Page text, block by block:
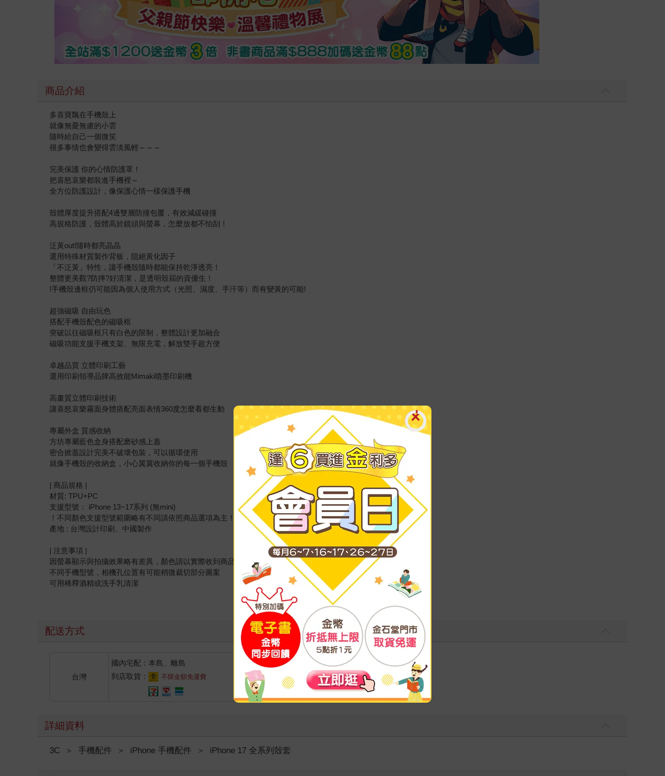
商品介紹
多喜寶飄在手機殼上
就像無憂無慮的小雲
隨時給自己一個微笑
很多事情也會變得雲淡風輕～～～
完美保護 你的心情防護罩！
把喜怒哀樂都裝進手機裡～
全方位防護設計，像保護心情一樣保護手機
殼體厚度提升搭配4邊雙層防撞包覆，有效減緩碰撞
高規格防護，殼體高於鏡頭與螢幕，怎麼放都不怕刮！
泛黃out!隨時都亮晶晶
選用特殊材質製作背板，阻絕黃化因子
「不泛黃」特性，讓手機殼隨時都能保持乾淨透亮！
整體更美觀?防摔?好清潔，是透明殼屆的資優生！
!手機殼邊框仍可能因為個人使用方式（光照、濕度、手汗等）而有變黃的可能!
超強磁吸 自由玩色
搭配手機殼配色的磁吸框
突破以往磁吸框只有白色的限制，整體設計更加融合
磁吸功能支援手機支架、無限充電，解放雙手超方便
卓越品質 立體印刷工藝
選用印刷領導品牌高效能Mimaki噴墨印刷機
高畫質立體印刷技術
讓喜怒哀樂霧面身體搭配亮面表情360度怎麼看都生動
專屬外盒 質感收納
方坊專屬藍色盒身搭配磨砂感上蓋
密合掀蓋設計完美不破壞包裝，可以循環使用
就像手機殼的收納盒，小心翼翼收納你的每一個手機殼
| 商品規格 |
材質: TPU+PC
支援型號： iPhone 13~17系列 (無mini)
！不同顏色支援型號範圍略有不同請依照商品選項為主！
產地 : 台灣設計印刷、中國製作
| 注意事項 |
因螢幕顯示與拍攝效果略有差異，顏色請以實際收到商品為準
不同手機型號，相機孔位置有可能稍微裁切部分圖案
可用稀釋酒精或洗手乳清潔
配送方式
台灣
國內宅配：本島、離島
到店取貨：
不限金額免運費
詳細資料
3C ＞ 手機配件 ＞ iPhone 手機配件 ＞ iPhone 17 全系列殼套